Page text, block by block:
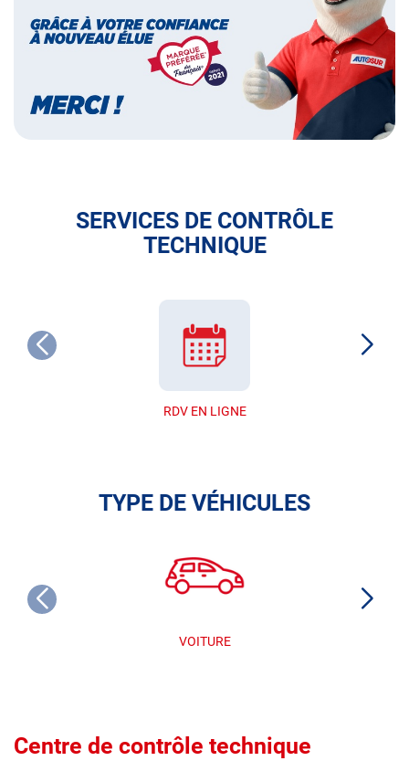
français
SERVICES DE CONTRÔLE
TECHNIQUE
RDV EN LIGNE
TYPE DE VÉHICULES
VOITURE
Centre de contrôle technique